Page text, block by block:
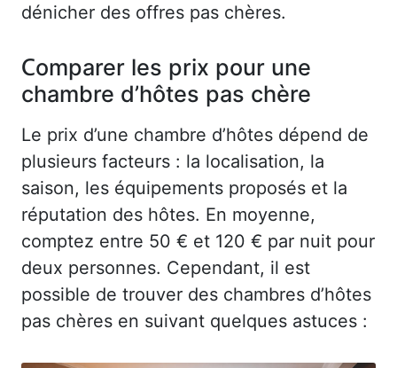
dénicher des offres pas chères.
Comparer les prix pour une
chambre d’hôtes pas chère
Le prix d’une chambre d’hôtes dépend de
plusieurs facteurs : la localisation, la
saison, les équipements proposés et la
réputation des hôtes. En moyenne,
comptez entre 50 € et 120 € par nuit pour
deux personnes. Cependant, il est
possible de trouver des chambres d’hôtes
pas chères en suivant quelques astuces :